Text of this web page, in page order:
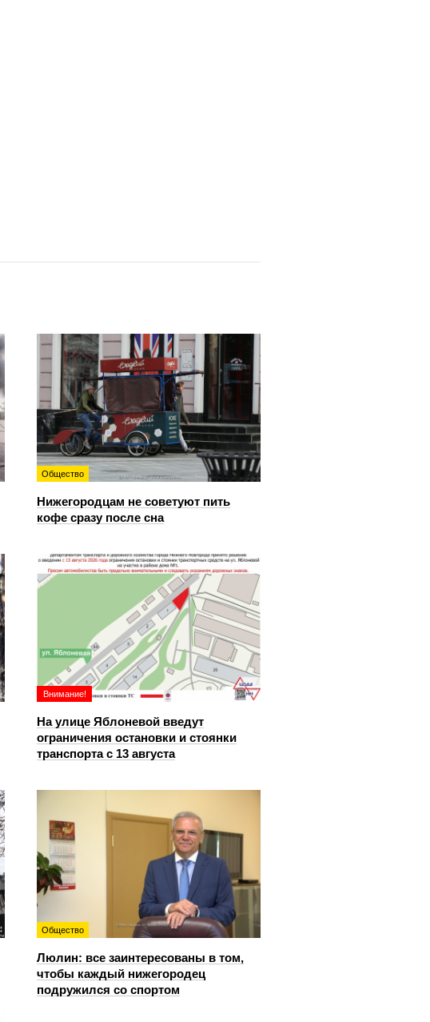
Общество
Нижегородцам не советуют пить
кофе сразу после сна
Внимание!
На улице Яблоневой введут
ограничения остановки и стоянки
транспорта с 13 августа
Общество
Люлин: все заинтересованы в том,
чтобы каждый нижегородец
подружился со спортом